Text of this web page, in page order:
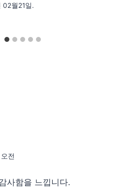
02월21일.
전
사함을 느낍니다.